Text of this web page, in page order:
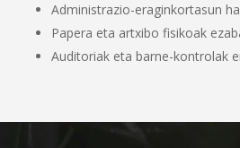
Administrazio-eraginkortasun
Papera eta artxibo fisikoak
Auditoriak eta barne-kontrolak